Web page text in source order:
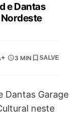
e Dantas
3 MIN SALVE